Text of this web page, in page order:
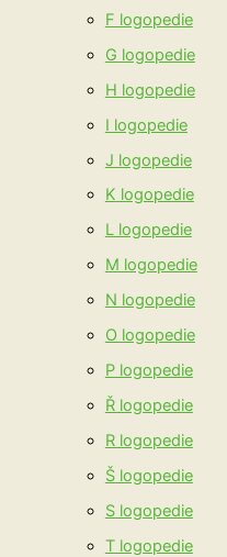
F logopedie
G logopedie
H logopedie
I logopedie
J logopedie
K logopedie
L logopedie
M logopedie
N logopedie
O logopedie
P logopedie
Ř logopedie
R logopedie
Š logopedie
S logopedie
T logopedie